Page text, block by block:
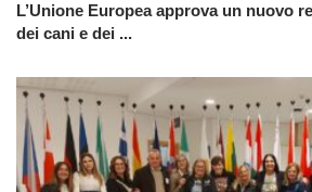
L’Unione Europea approva un nuovo
dei cani e dei ...